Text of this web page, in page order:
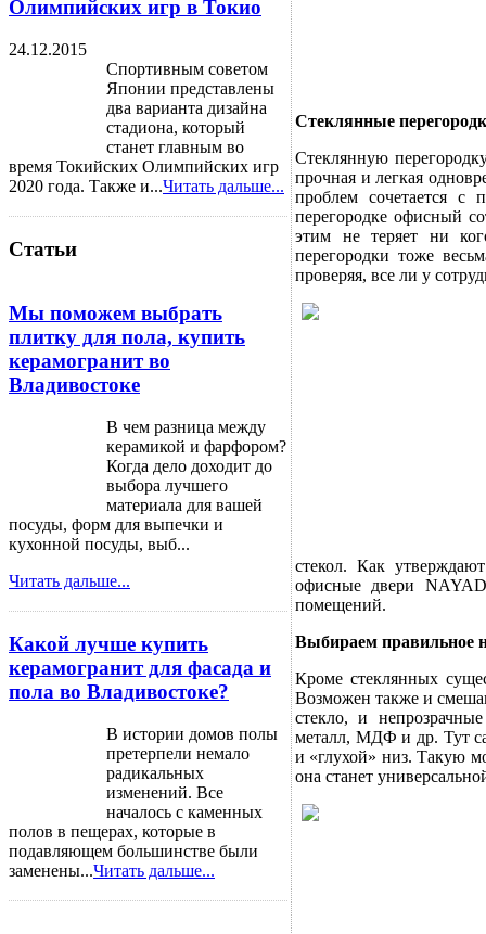
Олимпийских игр в Токио
24.12.2015
Спортивным советом
Японии представлены
два варианта дизайна
стадиона, который
станет главным во
время Токийских Олимпийских игр
2020 года. Также и...Читать дальше...
Статьи
Мы поможем выбрать
плитку для пола, купить
керамогранит во
Владивостоке
В чем разница между
керамикой и фарфором?
Когда дело доходит до
выбора лучшего
материала для вашей
посуды, форм для выпечки и
кухонной посуды, выб...
Читать дальше...
Какой лучше купить
керамогранит для фасада и
пола во Владивостоке?
В истории домов полы
претерпели немало
радикальных
изменений. Все
началось с каменных
полов в пещерах, которые в
подавляющем большинстве были
заменены...Читать дальше...
Стеклянные
Стеклянную
прочная и легкая
проблем сочетается с
перегородке офисный
этим не теряет ни
перегородки тоже
проверяя, все ли у
стекол. Как
офисные двери
помещений.
Выбираем правильное
Кроме стеклянных
Возможен также и
стекло, и
металл, МДФ и др. Тут
и «глухой» низ. Такую
она станет